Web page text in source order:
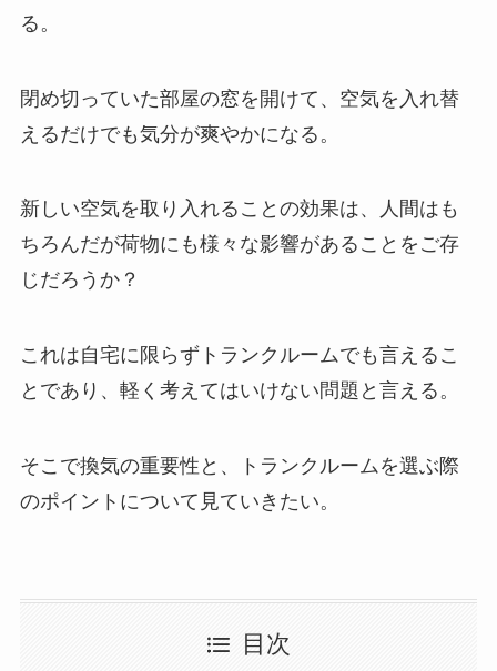
る。
閉め切っていた部屋の窓を開けて、空気を入れ替
えるだけでも気分が爽やかになる。
新しい空気を取り入れることの効果は、人間はも
ちろんだが荷物にも様々な影響があることをご存
じだろうか？
これは自宅に限らずトランクルームでも言えるこ
とであり、軽く考えてはいけない問題と言える。
そこで換気の重要性と、トランクルームを選ぶ際
のポイントについて見ていきたい。
目次